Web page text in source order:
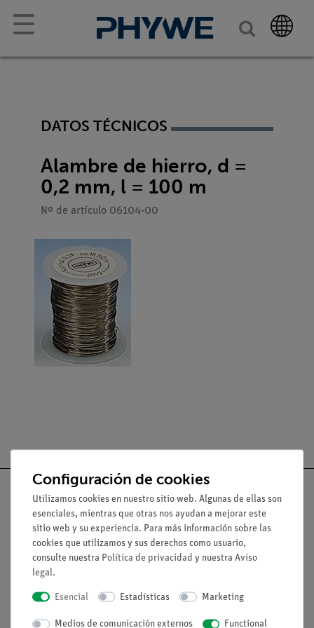
☰
DATOS TÉCNICOS
Alambre de hierro, d =
0,2 mm, l = 100 m
Nº de artículo 06104-00
Nach oben
Aviso lega
Contacto
Configuración de cookies
Utilizamos cookies en nuestro sitio web. Algunas de ellas son
esenciales, mientras que otras nos ayudan a mejorar este
sitio web y su experiencia. Para más información sobre las
cookies que utilizamos y sus derechos como usuario,
consulte nuestra Política de privacidad y nuestra Aviso
legal.
Esencial Estadísticas Marketing
Medios de comunicación externos Functional